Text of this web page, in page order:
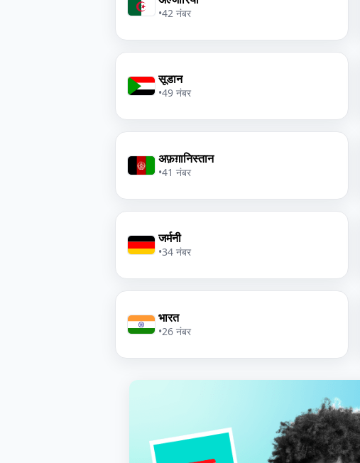
•42 नंबर
सूडान
•49 नंबर
अफ़ग़ानिस्तान
•41 नंबर
जर्मनी
•34 नंबर
भारत
•26 नंबर